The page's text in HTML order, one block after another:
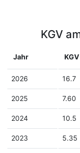
KGV
Jahr KGV
2026 16.7
2025 7.60
2024 10.5
2023 5.35